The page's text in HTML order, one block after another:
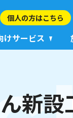
個人の方はこちら
けサービス
新設